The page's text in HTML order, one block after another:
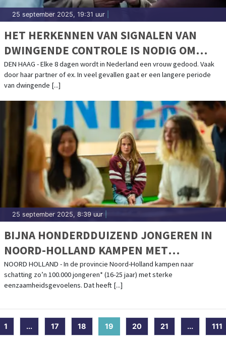
25 september 2025, 19:31 uur
HET HERKENNEN VAN SIGNALEN VAN
DWINGENDE CONTROLE IS NODIG OM
FEMICIDE TE STOPPEN
DEN HAAG - Elke 8 dagen wordt in Nederland een vrouw gedood. Vaak
door haar partner of ex. In veel gevallen gaat er een langere periode
van dwingende [...]
25 september 2025, 8:39 uur
BIJNA HONDERDDUIZEND JONGEREN IN
NOORD-HOLLAND KAMPEN MET
EENZAAMHEID: GEMEENTEN
OPGEROEPEN OM PREVENTIEF IN TE
NOORD HOLLAND - In de provincie Noord-Holland kampen naar
schatting zo’n 100.000 jongeren* (16-25 jaar) met sterke
eenzaamheidsgevoelens. Dat heeft [...]
1 ... 17 18 19 (current)
20 21 ... 111